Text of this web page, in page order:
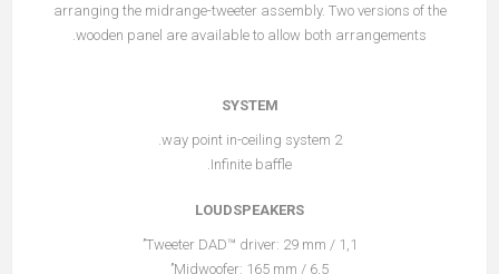
arranging the midrange-tweeter assembly. Two versions of the
wooden panel are available to allow both arrangements.
SYSTEM
2 way point in-ceiling system.
Infinite baffle.
LOUDSPEAKERS
Tweeter DAD™ driver: 29 mm / 1,1’’
Midwoofer: 165 mm / 6,5’’